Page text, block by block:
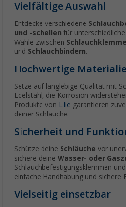
Vielfältige Auswahl
Entdecke verschiedene
und -schellen für
Wähle zwischen
und Schlauchbindern.
Hochwertige
Setze auf langlebige Qualität mit
Edelstahl, die Korrosion
Produkte von Lilie garantieren
deiner Schläuche.
Sicherheit und
Schütze deine Schläuche vor
sichere deine Wasser- oder
Schlauchbefestigungsklemmen
einfache Handhabung und sichere
Vielseitig einsetzbar